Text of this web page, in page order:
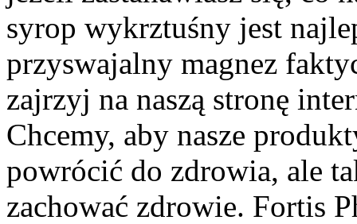
syrop wykrztuśny jest
przyswajalny magnez
zajrzyj na naszą stronę
Chcemy, aby nasze
powrócić do zdrowia, ale
zachować zdrowie. Fortis